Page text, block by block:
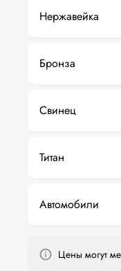
Нержавейка
Бронза
Свинец
Титан
Автомобили
Цены могут